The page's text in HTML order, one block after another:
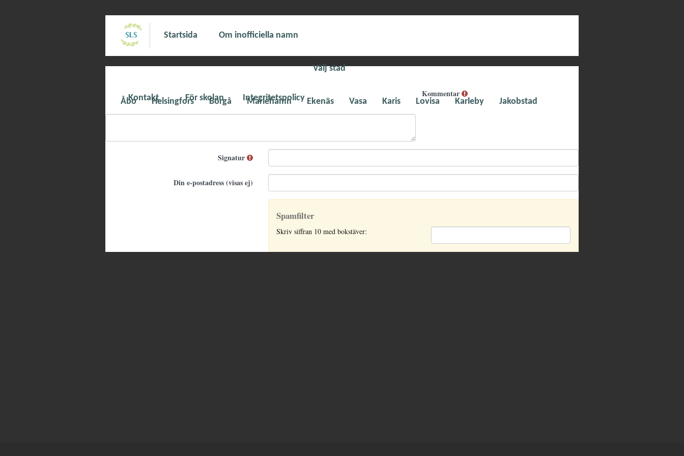
Startsida Om inofficiella namn
Välj stad
Åbo Helsingfors Borgå Mariehamn Ekenäs Vasa Karis Lovisa Karleby Jakobstad
Kontakt För skolan Integritetspolicy Kommentar
Signatur
Din e-postadress (visas ej)
Spamfilter
Skriv siffran 10 med bokstäver: